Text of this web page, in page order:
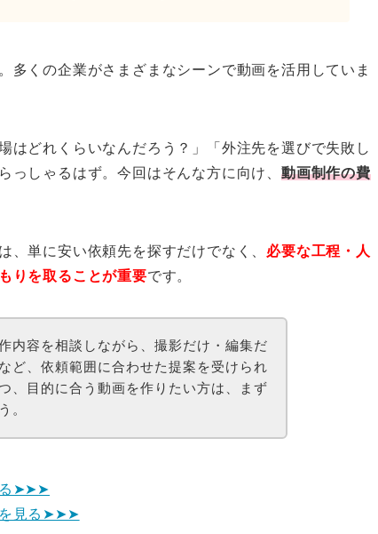
多くの企業がさまざまなシーンで動画を活用していま
はどれくらいなんだろう？」「外注先を選びで失敗し
っしゃるはず。今回はそんな方に向け、 動画制作の費
、単に安い依頼先を探すだけでなく、 必要な工程・人
りを取ることが重要です。
内容を相談しながら、撮影だけ・編集だ
ど、依頼範囲に合わせた提案を受けられ
、目的に合う動画を作りたい方は、まず
。
る➤➤➤
を見る➤➤➤